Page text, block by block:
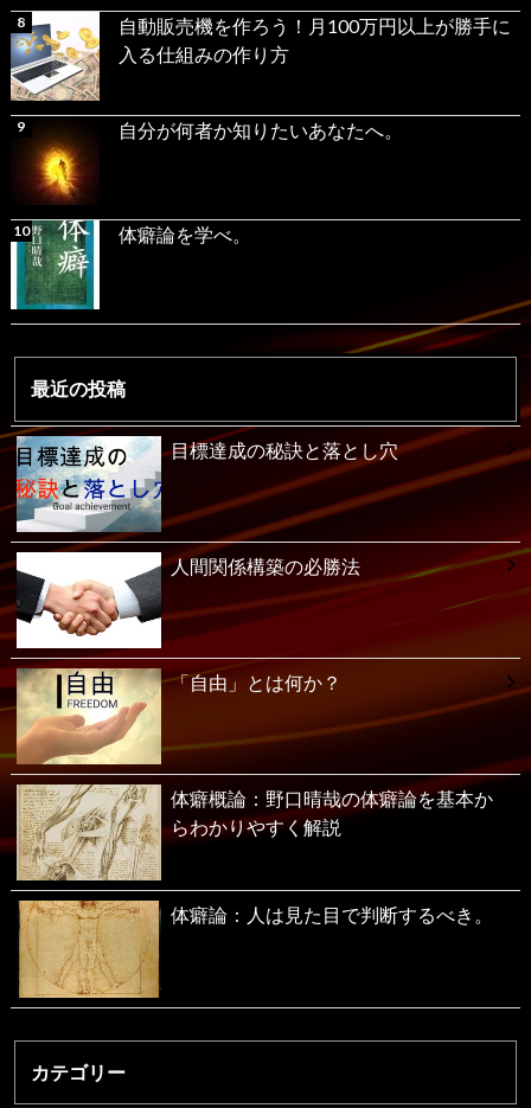
自動販売機を作ろう！月100万円以上が勝手に
入る仕組みの作り方
自分が何者か知りたいあなたへ。
体癖論を学べ。
最近の投稿
目標達成の秘訣と落とし穴
人間関係構築の必勝法
「自由」とは何か？
体癖概論：野口晴哉の体癖論を基本か
らわかりやすく解説
体癖論：人は見た目で判断するべき。
カテゴリー